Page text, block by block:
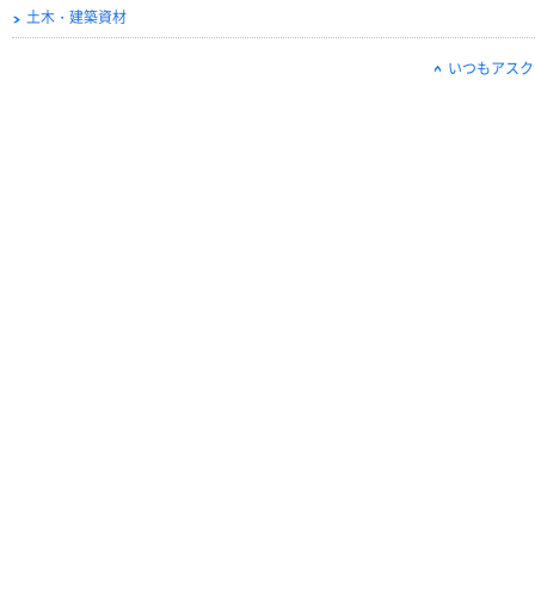
土木・建築資材
いつもアス